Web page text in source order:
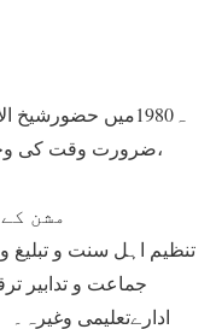
ہ1980میں
،ضرورت وقت کی
مشن
تنظیم اہل سنت و
جماعت و تدابیر
ادارےتعلیمی وغیرہ۔